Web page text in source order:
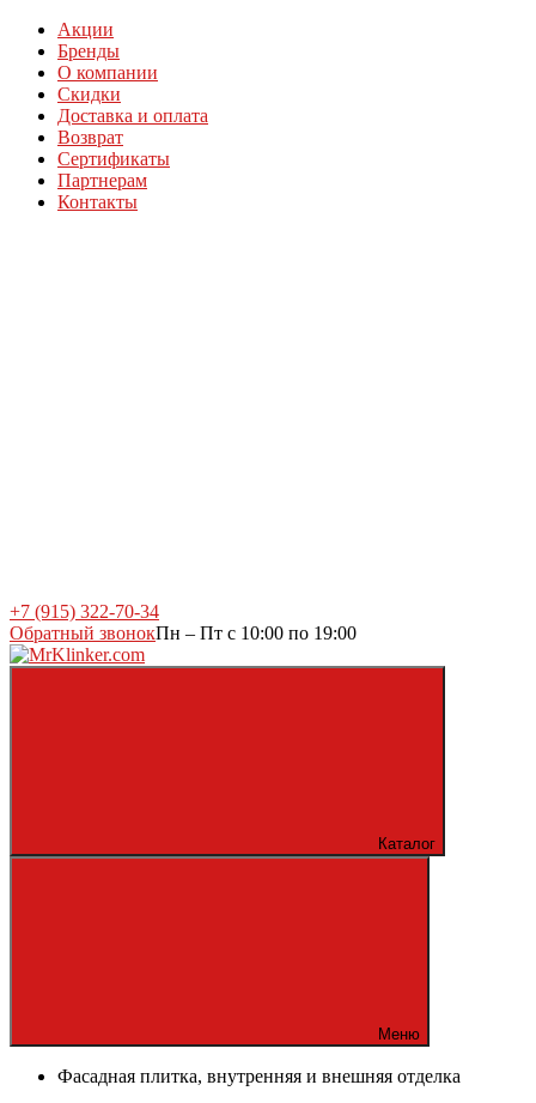
Акции
Бренды
О компании
Скидки
Доставка и оплата
Возврат
Сертификаты
Партнерам
Контакты
+7 (915) 322-70-34
Обратный звонокПн – Пт с 10:00 по 19:00
Каталог
Меню
Фасадная плитка, внутренняя и внешняя отделка